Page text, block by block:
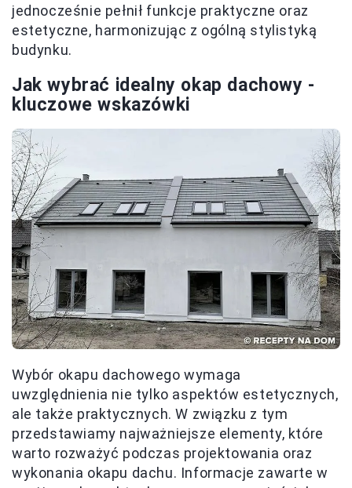
jednocześnie pełnił funkcje praktyczne oraz
estetyczne, harmonizując z ogólną stylistyką
budynku.
Jak wybrać idealny okap dachowy -
kluczowe wskazówki
Wybór okapu dachowego wymaga
uwzględnienia nie tylko aspektów estetycznych,
ale także praktycznych. W związku z tym
przedstawiamy najważniejsze elementy, które
warto rozważyć podczas projektowania oraz
wykonania okapu dachu. Informacje zawarte w